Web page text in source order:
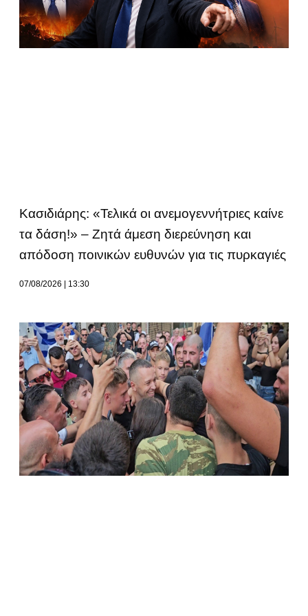
Κασιδιάρης: «Τελικά οι ανεμογεννήτριες καίνε
τα δάση!» – Ζητά άμεση διερεύνηση και
απόδοση ποινικών ευθυνών για τις πυρκαγιές
07/08/2026 13:30